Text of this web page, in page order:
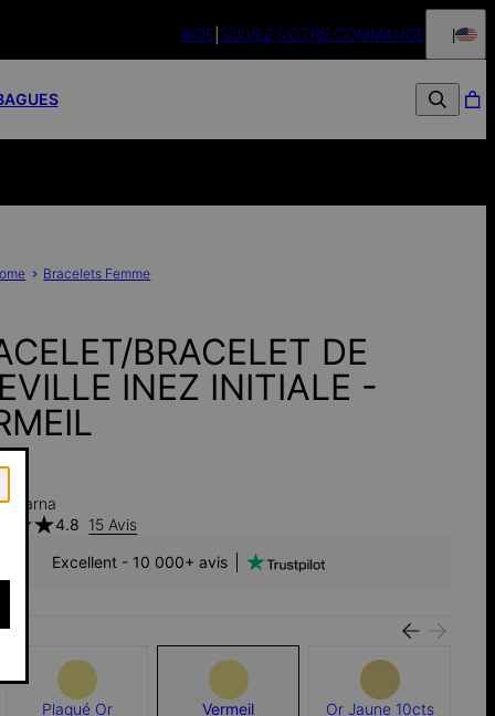
AIDE SUIVEZ VOTRE COMMANDE
Bracelets Femme
BRACELET DE
INEZ INITIALE -
Klarna
4.8 15 Avis
Excellent - 10 000+ avis
Plaqué Or
Vermeil
Or Jaune 10cts